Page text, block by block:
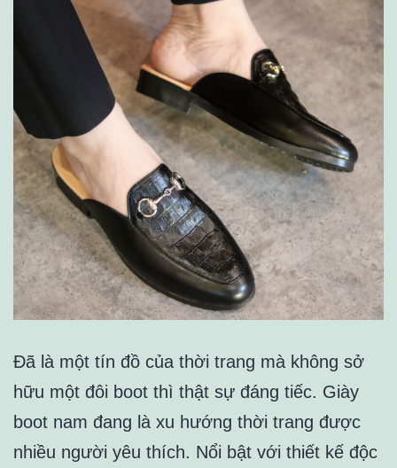
Đã là một tín đồ của thời trang mà không sở
hữu một đôi boot thì thật sự đáng tiếc. Giày
boot nam đang là xu hướng thời trang được
nhiều người yêu thích. Nổi bật với thiết kế độc